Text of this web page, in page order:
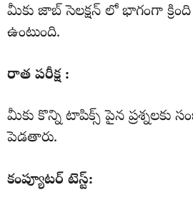
మీకు జాబ్ సెలక్షన్ లో భాగంగా
ఉంటుంది.
రాత పరీక్ష :
మీకు కొన్ని టాపిక్స్ పైన ప్రశ్నలకు
పెడతారు.
కంప్యూటర్ టెస్ట్: